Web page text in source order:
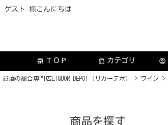
ゲスト 様こんにちは
store ＴＯＰ カテゴリ account_circle
お酒の総合専門店LIQUOR DEPOT（リカーデポ） ワイン
商品を探す